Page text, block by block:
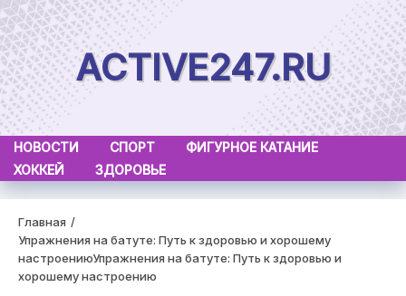
Skip
to
content
ACTIVE247.RU
НОВОСТИ СПОРТ
ФИГУРНОЕ КАТАНИЕ
ХОККЕЙ
ЗДОРОВЬЕ
Главная
Упражнения на батуте: Путь к здоровью и хорошему
настроениюУпражнения на батуте: Путь к здоровью и
хорошему настроению